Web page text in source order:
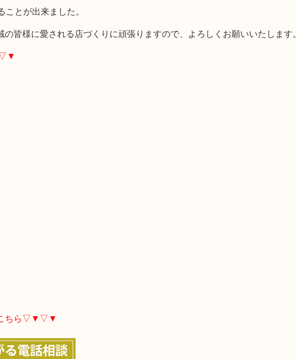
とが出来ました。
皆様に愛される店づくりに頑張りますので、よろしくお願いいたします。
ちら▽▼▽▼